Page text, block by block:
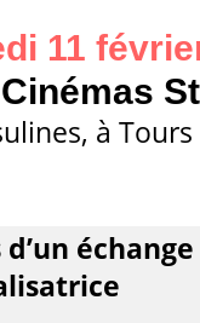
11
Cinémas
à